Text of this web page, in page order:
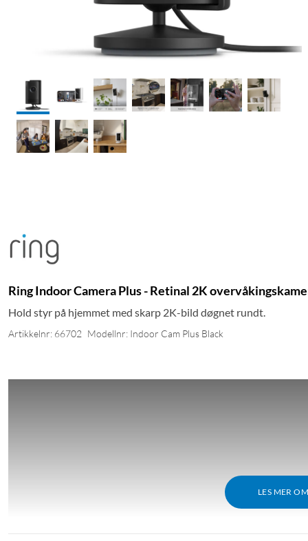
Ring Indoor Camera Plus - Retinal 2K
Hold styr på hjemmet med skarp 2K-bild døgnet rundt.
Artikkelnr: 66702 Modellnr: Indoor Cam Plus Black
LES MER